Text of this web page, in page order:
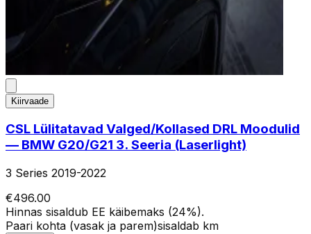
Kiirvaade
CSL Lülitatavad Valged/Kollased DRL Moodulid
— BMW G20/G21 3. Seeria (Laserlight)
3 Series 2019-2022
€496.00
Hinnas sisaldub EE käibemaks (24%).
Paari kohta (vasak ja parem)sisaldab km